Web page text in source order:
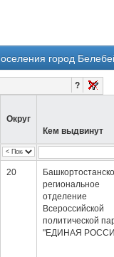
город
?
Округ
Кем выдвинут
20
региональное
отделение
Всероссийской
политической
"ЕДИНАЯ